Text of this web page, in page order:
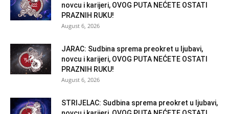
novcu i karijeri, OVOG PUTA NEĆETE OSTATI
PRAZNIH RUKU!
August 6, 2026
JARAC: Sudbina sprema preokret u ljubavi,
novcu i karijeri, OVOG PUTA NEĆETE OSTATI
PRAZNIH RUKU!
August 6, 2026
STRIJELAC: Sudbina sprema preokret u ljubavi,